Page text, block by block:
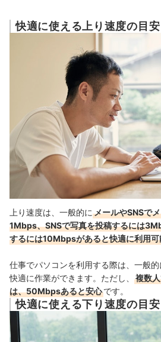
快適に使える上り速度の目安
上り速度は、一般的に メールやSNSで
1Mbps、SNSで写真を投稿するには
するには10Mbpsがあると快適に利用可
仕事でパソコンを利用する際は、一般
快適に作業ができます。ただし、
複数
は、50Mbpsあると安心です。
快適に使える下り速度の目安